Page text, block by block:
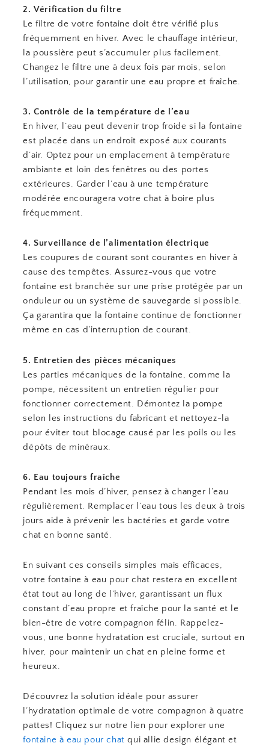
2. Vérification du filtre
Le filtre de votre fontaine doit être vérifié plus
fréquemment en hiver. Avec le chauffage intérieur,
la poussière peut s’accumuler plus facilement.
Changez le filtre une à deux fois par mois, selon
l’utilisation, pour garantir une eau propre et fraîche.
3. Contrôle de la température de l’eau
En hiver, l’eau peut devenir trop froide si la fontaine
est placée dans un endroit exposé aux courants
d’air. Optez pour un emplacement à température
ambiante et loin des fenêtres ou des portes
extérieures. Garder l’eau à une température
modérée encouragera votre chat à boire plus
fréquemment.
4. Surveillance de l’alimentation électrique
Les coupures de courant sont courantes en hiver à
cause des tempêtes. Assurez-vous que votre
fontaine est branchée sur une prise protégée par un
onduleur ou un système de sauvegarde si possible.
Ça garantira que la fontaine continue de fonctionner
même en cas d’interruption de courant.
5. Entretien des pièces mécaniques
Les parties mécaniques de la fontaine, comme la
pompe, nécessitent un entretien régulier pour
fonctionner correctement. Démontez la pompe
selon les instructions du fabricant et nettoyez-la
pour éviter tout blocage causé par les poils ou les
dépôts de minéraux.
6. Eau toujours fraîche
Pendant les mois d’hiver, pensez à changer l’eau
régulièrement. Remplacer l’eau tous les deux à trois
jours aide à prévenir les bactéries et garde votre
chat en bonne santé.
En suivant ces conseils simples mais efficaces,
votre fontaine à eau pour chat restera en excellent
état tout au long de l’hiver, garantissant un flux
constant d’eau propre et fraîche pour la santé et le
bien-être de votre compagnon félin. Rappelez-
vous, une bonne hydratation est cruciale, surtout en
hiver, pour maintenir un chat en pleine forme et
heureux.
Découvrez la solution idéale pour assurer
l’hydratation optimale de votre compagnon à quatre
pattes! Cliquez sur notre lien pour explorer une
fontaine à eau pour chat qui allie design élégant et